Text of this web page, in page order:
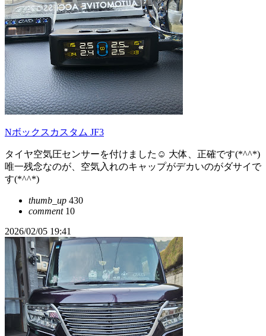
Nボックスカスタム JF3
タイヤ空気圧センサーを付けました☺️ 大体、正確です(*^^*)
唯一残念なのが、空気入れのキャップがデカいのがダサイで
す(*^^*)
thumb_up 430
comment10
2026/02/05 19:41